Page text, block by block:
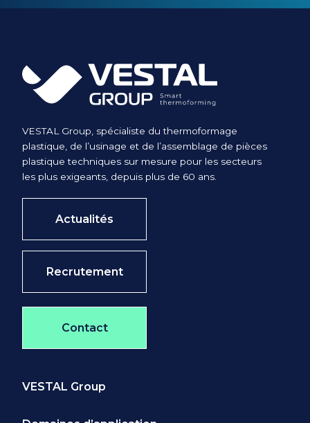
vous disposez, selon les cas :
d’un droit d’accès de rectification
vous concernant ;
d'un droit de limitation,
d’effacement et d’opposition pour
des motifs légitimes au traitement
de vos données ;
de la possibilité de nous
tiers, etc.) en cas de décès ;
écrivant à l'adresse électronique
Toutefois, votre opposition peut, en
VESTAL Group, spécialiste du thermoformage
plastique, de l’usinage et de l’assemblage de pièces
plastique techniques sur mesure pour les secteurs
les plus exigeants, depuis plus de 60 ans.
Actualités
Recrutement
Contact
VESTAL Group